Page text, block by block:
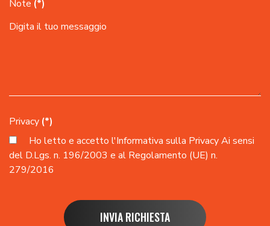
Note (*)
Privacy (*)
Ho letto e accetto l'Informativa sulla PrivacyAi sensi
del D.Lgs. n. 196/2003 e al Regolamento (UE) n.
279/2016
INVIA RICHIESTA